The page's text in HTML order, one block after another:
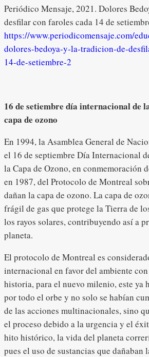
Periódico Mensaje, 2021. Dolores
desfilar con faroles cada 14 de
https://www.periodicomensaje.com/
dolores-bedoya-y-la-tradicion-de-
14-de-setiembre-2
16 de setiembre día internacional de
capa de ozono
En 1994, la Asamblea General de
el 16 de septiembre Día Internacional
la Capa de Ozono, en conmemoración
en 1987, del Protocolo de Montreal
dañan la capa de ozono. La capa de
frágil de gas que protege la Tierra de
los rayos solares, contribuyendo así a
planeta.
El protocolo de Montreal es
internacional en favor del ambiente
historia, para el nuevo milenio, este ya
por todo el orbe y no solo se habían
de las acciones multinacionales, sino
el proceso debido a la urgencia y el
hito histórico, la vida del planeta
pues el uso de sustancias que dañaban